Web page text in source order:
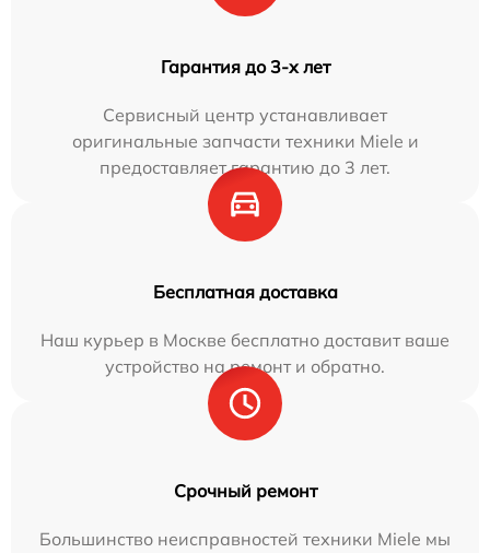
Гарантия до 3-х лет
Сервисный центр устанавливает
оригинальные запчасти техники Miele и
предоставляет гарантию до 3 лет.
Бесплатная доставка
Наш курьер в Москве бесплатно доставит ваше
устройство на ремонт и обратно.
Срочный ремонт
Большинство неисправностей техники Miele мы